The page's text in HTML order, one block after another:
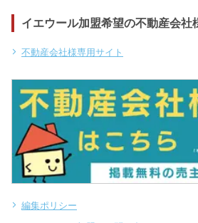
イエウール加盟希望の不動産会社
不動産会社様専用サイト
編集ポリシー